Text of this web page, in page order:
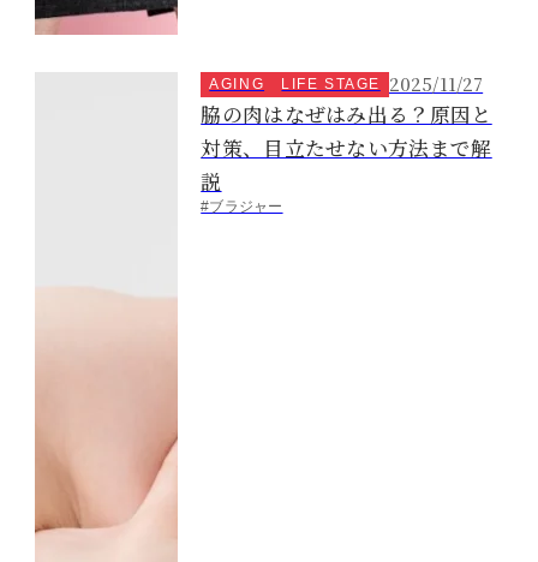
AGING LIFE STAGE 2025/11/27
脇の肉はなぜはみ出る？原因と
対策、目立たせない方法まで解
説
#ブラジャー